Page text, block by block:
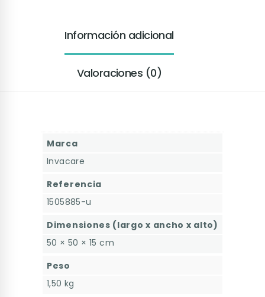
Información adicional
Valoraciones (0)
Marca
Invacare
Referencia
1505885-u
Dimensiones (largo x ancho x alto)
50 × 50 × 15 cm
Peso
1,50 kg